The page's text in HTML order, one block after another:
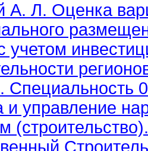
А. Л. Оценка
учетом
Специальность
и управление